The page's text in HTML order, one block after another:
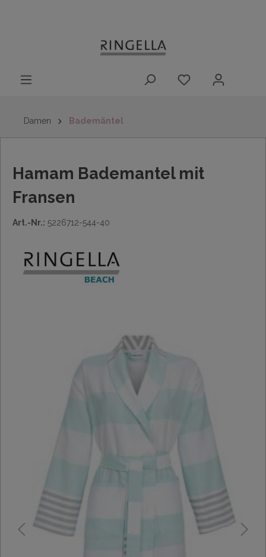
Damen Bademäntel
Hamam Bademantel mit
Fransen
Art.-Nr.: 5226712-544-40